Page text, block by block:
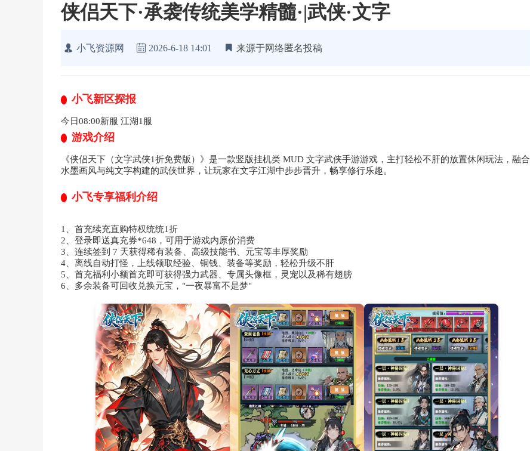
侠侣天下·承袭传统美学精髓·|武侠·文字
小飞资源网 2026-6-18 14:01 来源于网络匿名投稿
小飞新区探报
今日08:00新服 江湖1服
游戏介绍
《侠侣天下（文字武侠1折免费版）》是一款竖版挂机类 MUD 文字武侠手游游戏，主打轻松不肝的放置休闲玩法，融合
水墨画风与纯文字构建的武侠世界，让玩家在文字江湖中步步晋升，畅享修行乐趣。
小飞专享福利介绍
1、首充续充直购特权统统1折
2、登录即送真充券*648，可用于游戏内原价消费
3、连续签到 7 天获得稀有装备、高级技能书、元宝等丰厚奖励
4、离线自动打怪，上线领取经验、铜钱、装备等奖励，轻松升级不肝
5、首充福利小额首充即可获得强力武器、专属头像框，灵宠以及稀有翅膀
6、多余装备可回收兑换元宝，"一夜暴富不是梦"